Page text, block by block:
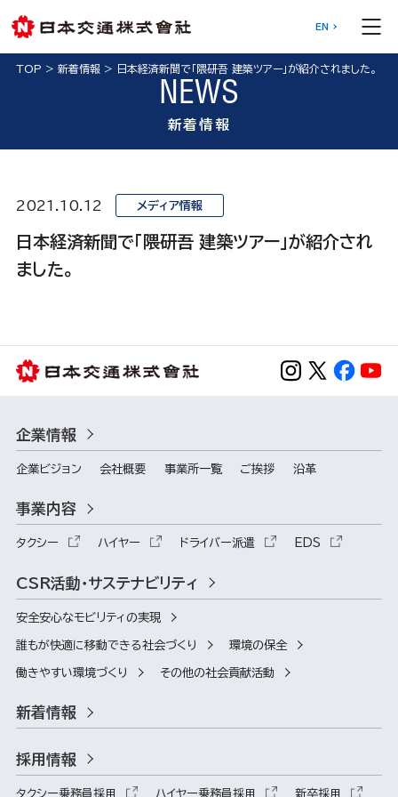
EN
TOP > 新着情報> 日本経済新聞で「隈研吾 建築ツアー」が紹介されました。
NEWS
新着情報
2021.10.12 メディア情報
日本経済新聞で「隈研吾 建築ツアー」が紹介され
ました。
企業情報
企業ビジョン 会社概要 事業所一覧 ご挨拶 沿革
事業内容
タクシー ハイヤー ドライバー派遣 EDS
CSR活動・サステナビリティ
安全安心なモビリティの実現
誰もが快適に移動できる社会づくり 環境の保全
働きやすい環境づくり その他の社会貢献活動
新着情報
採用情報
タクシー乗務員採用 ハイヤー乗務員採用 新卒採用